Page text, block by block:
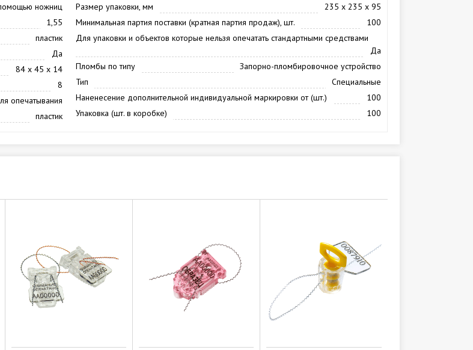
ножниц Размер упаковки, мм
235 х 235 х 95
1,55 Минимальная партия поставки (кратная партия продаж), шт.
100
пластик
Для упаковки и объектов которые нельзя опечатать стандартными средствами
Да
Да
Пломбы по типу
Запорно-пломбировочное устройство
84 х 45 х 14
Тип
Специальные
8
Наненесение дополнительной индивидуальной маркировки от (шт.)
100
опечатывания
Упаковка (шт. в коробке)
100
пластик